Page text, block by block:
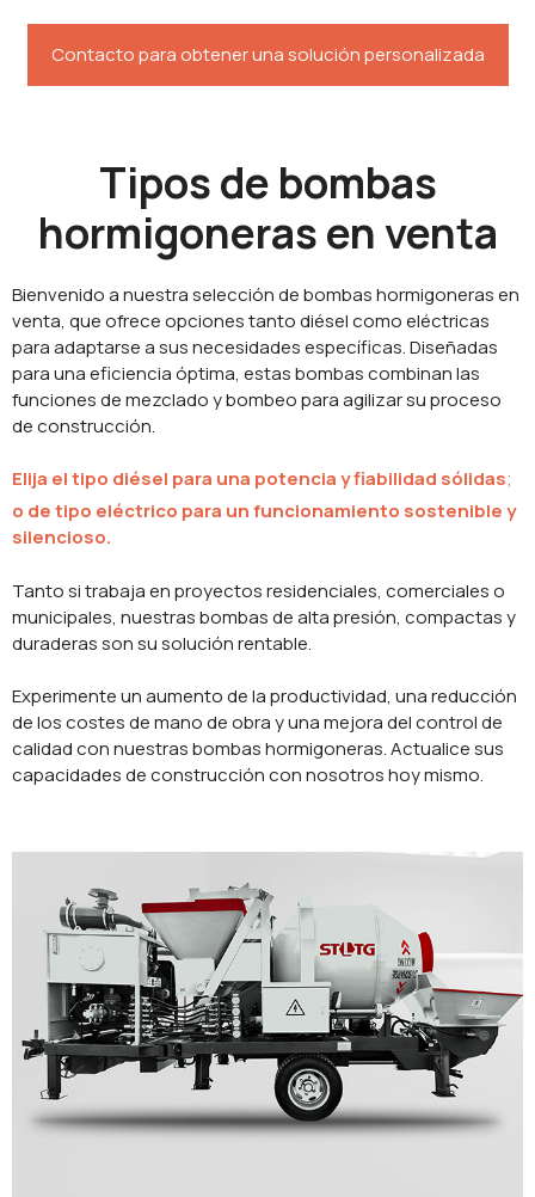
Contacto para obtener una solución personalizada
Tipos de bombas
hormigoneras en venta
Bienvenido a nuestra selección de bombas hormigoneras en
venta, que ofrece opciones tanto diésel como eléctricas
para adaptarse a sus necesidades específicas. Diseñadas
para una eficiencia óptima, estas bombas combinan las
funciones de mezclado y bombeo para agilizar su proceso
de construcción.
Elija el tipo diésel para una potencia y fiabilidad sólidas;
o de tipo eléctrico para un funcionamiento sostenible y
silencioso.
Tanto si trabaja en proyectos residenciales, comerciales o
municipales, nuestras bombas de alta presión, compactas y
duraderas son su solución rentable.
Experimente un aumento de la productividad, una reducción
de los costes de mano de obra y una mejora del control de
calidad con nuestras bombas hormigoneras. Actualice sus
capacidades de construcción con nosotros hoy mismo.